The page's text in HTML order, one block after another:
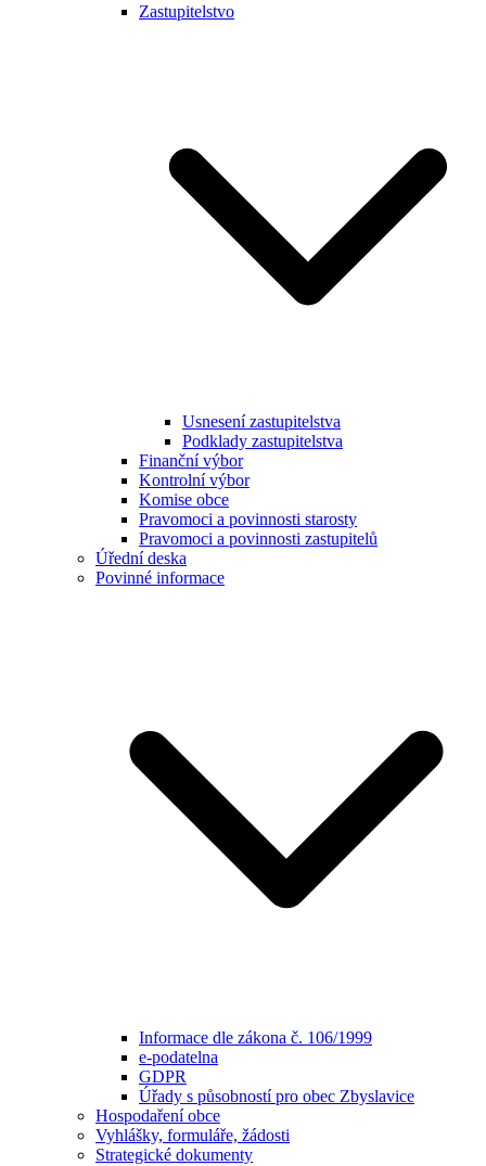
Zastupitelstvo
Usnesení zastupitelstva
Podklady zastupitelstva
Finanční výbor
Kontrolní výbor
Komise obce
Pravomoci a povinnosti starosty
Pravomoci a povinnosti zastupitelů
Úřední deska
Povinné informace
Informace dle zákona č. 106/1999
e-podatelna
GDPR
Úřady s působností pro obec Zbyslavice
Hospodaření obce
Vyhlášky, formuláře, žádosti
Strategické dokumenty